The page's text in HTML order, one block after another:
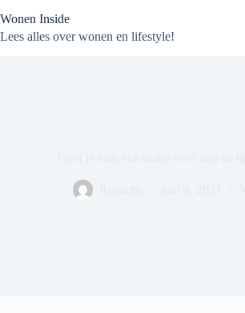
naar
de
Wonen Inside
Lees alles over wonen en lifestyle!